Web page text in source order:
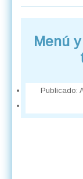
Menú
Publicado: